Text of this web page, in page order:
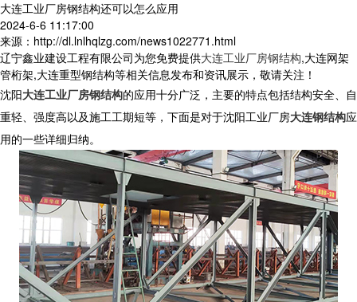
大连工业厂房钢结构还可以怎么应用
2024-6-6 11:17:00
来源：http://dl.lnlhqlzg.com/news1022771.html
辽宁鑫业建设工程有限公司为您免费提供大连工业厂房钢结构,大连网架
管桁架,大连重型钢结构等相关信息发布和资讯展示，敬请关注！
沈阳大连工业厂房钢结构的应用十分广泛，主要的特点包括结构安全、自
重轻、强度高以及施工工期短等，下面是对于沈阳工业厂房大连钢结构应
用的一些详细归纳。